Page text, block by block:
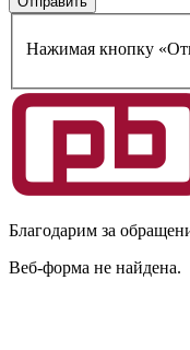
Нажимая кнопку
Благодарим за
Веб-форма не найдена.